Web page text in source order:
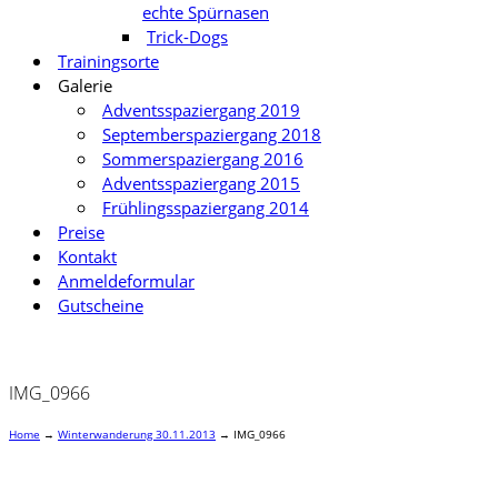
echte Spürnasen
Trick-Dogs
Trainingsorte
Galerie
Adventsspaziergang 2019
Septemberspaziergang 2018
Sommerspaziergang 2016
Adventsspaziergang 2015
Frühlingsspaziergang 2014
Preise
Kontakt
Anmeldeformular
Gutscheine
IMG_0966
Home → Winterwanderung 30.11.2013 → IMG_0966